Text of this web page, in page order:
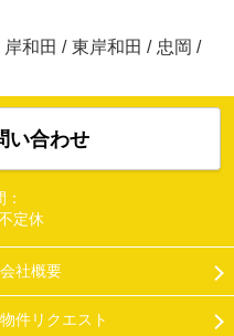
岸和田 / 東岸和田 / 忠岡 /
い合わせ
定休
会社概要
物件リクエスト